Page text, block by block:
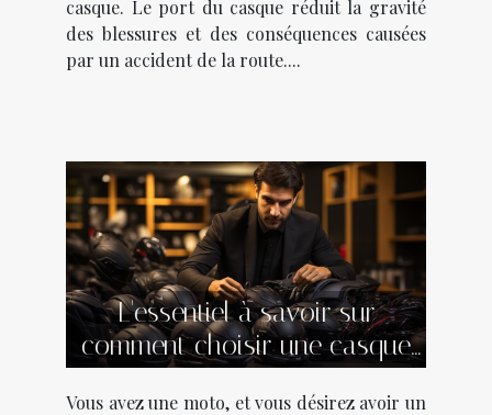
casque. Le port du casque réduit la gravité
des blessures et des conséquences causées
par un accident de la route....
L'essentiel à savoir sur
comment choisir une casque
moto ?
Vous avez une moto, et vous désirez avoir un